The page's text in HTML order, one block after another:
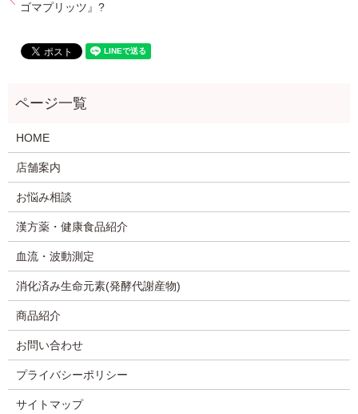
ゴマプリッツ』?
HOME
店舗案内
お悩み相談
漢方薬・健康食品紹介
血流・波動測定
消化済み生命元素(発酵代謝産物)
商品紹介
お問い合わせ
プライバシーポリシー
サイトマップ